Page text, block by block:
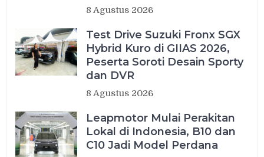
8 Agustus 2026
Test Drive Suzuki Fronx SGX
Hybrid Kuro di GIIAS 2026,
Peserta Soroti Desain Sporty
dan DVR
8 Agustus 2026
Leapmotor Mulai Perakitan
Lokal di Indonesia, B10 dan
C10 Jadi Model Perdana